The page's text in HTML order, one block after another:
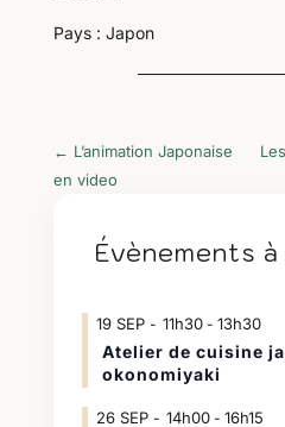
Pays : Japon
← L’animation Japonaise
en video
Évènements
19 SEP 11h30- 13h30
Atelier de cuisine
okonomiyaki
26 SEP 14h00- 16h15